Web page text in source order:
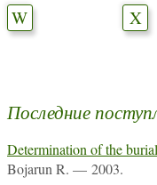
W
X
Последние
Determination of the
Bojarun R. — 2003.